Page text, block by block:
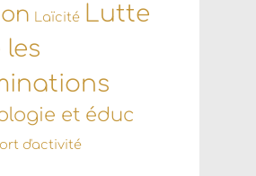
Laïcité Lutte
et éduc
d'activité